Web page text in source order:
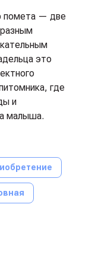
помета — две
это
где
и
малыша.